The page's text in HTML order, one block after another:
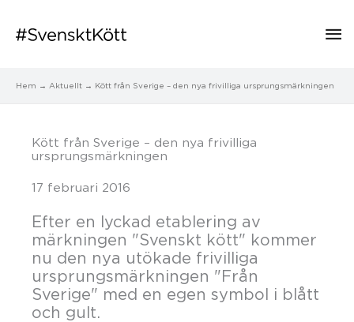
Hem Aktuellt Kött från Sverige – den nya frivilliga ursprungsmärkningen
Kött från Sverige – den nya frivilliga
ursprungsmärkningen
17 februari 2016
Efter en lyckad etablering av
märkningen "Svenskt kött" kommer
nu den nya utökade frivilliga
ursprungsmärkningen "Från
Sverige" med en egen symbol i blått
och gult.